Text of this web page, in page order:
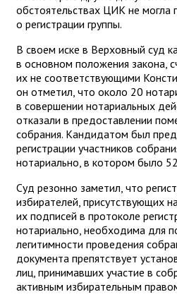
обстоятельствах ЦИК не могла
о регистрации группы.
В своем иске в Верховный суд
в основном положения закона,
их не соответствующими
он отметил, что около 20
в совершении нотариальных
отказали в предоставлении
собрания. Кандидатом был
регистрации участников
нотариально, в котором было
Суд резонно заметил, что
избирателей, присутствующих
их подписей в протоколе
нотариально, необходима для
легитимности проведения
документа препятствует
лиц, принимавших участие в
активным избирательным